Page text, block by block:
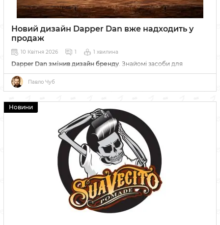
Новий дизайн Dapper Dan вже надходить у
продаж
10 Квітня 2026 1 1 хвилина
Dapper Dan змінив дизайн бренду . Знайомі засоби для
стайлінгу та догляду тепер мають сучасніший вигляд,
зберігаючи незмінну якість і перевірені формули бренду
Павло Чуб
Новини